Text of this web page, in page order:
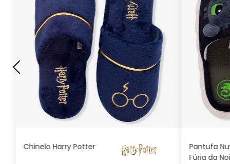
Chinelo Harry Potter
G GG M P
ADICIONAR AO
CARRINHO
Pantufa
Fúria da